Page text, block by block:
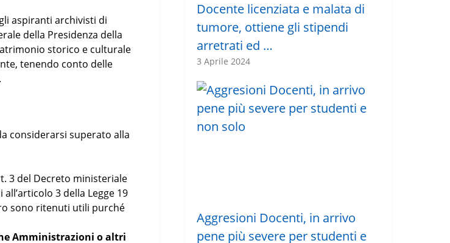
aspiranti archivisti di
della Presidenza della
storico e culturale
tenendo conto delle
considerarsi superato alla
3 del Decreto ministeriale
all’articolo 3 della Legge 19
sono ritenuti utili purché
Amministrazioni o altri
Docente licenziata e malata di
tumore, ottiene gli stipendi
arretrati ed …
3 Aprile 2024
Aggresioni Docenti, in arrivo
pene più severe per studenti e